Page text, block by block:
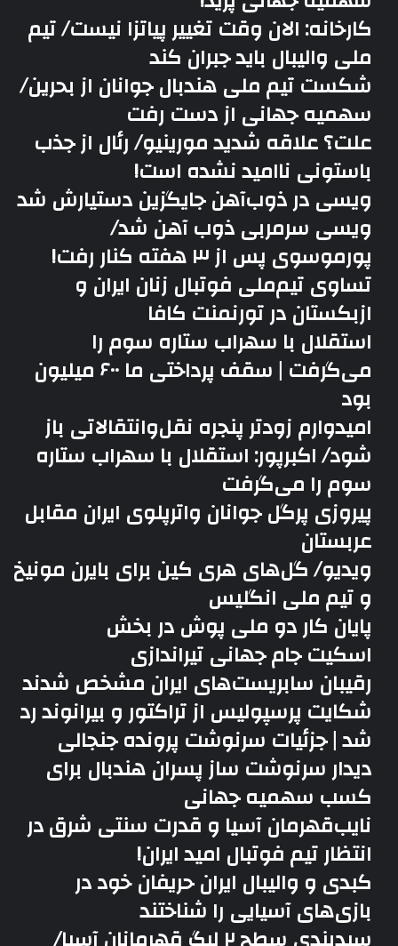
کارخانه: الان وقت تغییر پیاتزا نیست/ تیم
ملی والیبال باید جبران کند
شکست تیم ملی هندبال جوانان از بحرین/
سهمیه جهانی از دست رفت
علت؟ علاقه شدید مورینیو/ رئال از جذب
باستونی ناامید نشده است!
ویسی در ذوب‌آهن جایگزین دستیارش شد
ویسی سرمربی ذوب آهن شد/
پورموسوی پس از ۳ هفته کنار رفت!
تساوی تیم‌ملی فوتبال زنان ایران و
ازبکستان در تورنمنت کافا
استقلال با سهراب ستاره سوم را
می‌گرفت | سقف پرداختی ما ۶۰۰ میلیون
بود
امیدوارم زودتر پنجره نقل‌وانتقالاتی باز
شود/ اکبرپور: استقلال با سهراب ستاره
سوم را می‌گرفت
پیروزی پرگل جوانان واترپلوی ایران مقابل
عربستان
ویدیو/ گل‌های هری‌ کین برای بایرن مونیخ
و تیم ملی انگلیس
پایان کار دو ملی پوش در بخش
اسکیت جام جهانی تیراندازی
رقیبان سابریست‌های ایران مشخص شدند
شکایت پرسپولیس از تراکتور و بیرانوند رد
شد | جزئیات سرنوشت پرونده جنجالی
دیدار سرنوشت ساز پسران هندبال برای
کسب سهمیه جهانی
نایب‌قهرمان آسیا و قدرت سنتی شرق در
انتظار تیم فوتبال امید ایران!
کبدی و والیبال ایران حریفان خود در
بازی‌های آسیایی را شناختند